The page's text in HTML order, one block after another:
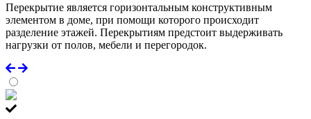
Перекрытие является горизонтальным конструктивным
элементом в доме, при помощи которого происходит
разделение этажей. Перекрытиям предстоит выдерживать
нагрузки от полов, мебели и перегородок.